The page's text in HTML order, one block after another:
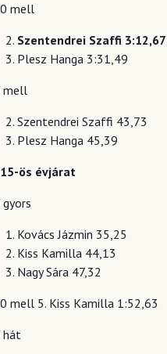
mell
Szentendrei Szaffi
Plesz Hanga 3:31,49
mell
Szentendrei Szaffi 43,73
Plesz Hanga 45,39
ös évjárat
Kovács Jázmin 35,25
Kiss Kamilla 44,13
Nagy Sára 47,32
mell 5. Kiss Kamilla 1:52,63
hát